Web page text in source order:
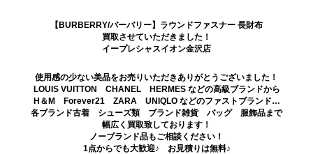
【BURBERRY/バーバリー】ラウンドファスナー 長財布
買取させていただきました！
イープレシャスイオン金沢店
使用感の少ない美品をお売りいただきありがとうございました！
LOUIS VUITTON CHANEL HERMES などの高級ブランドから
H＆M Forever21 ZARA UNIQLO などのファストブランド…
各ブランド古着 シューズ類 ブランド雑貨 バッグ 服飾品まで
幅広く買取致しております！
ノーブランド品もご相談ください！
1点からでも大歓迎♪ お見積りは無料♪